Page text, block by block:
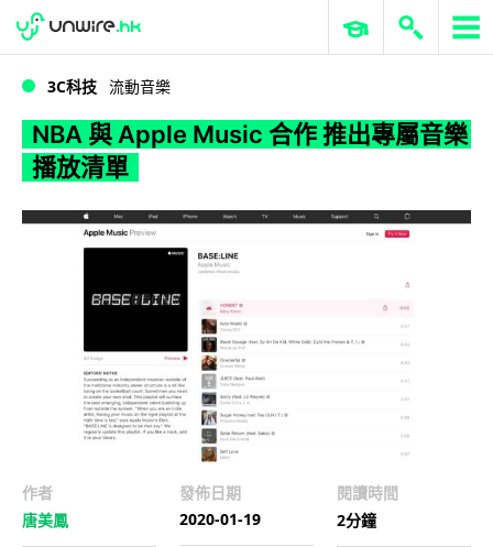
WWDC 2026 ERP 與商業 AI
3C科技 流動音樂
NBA 與 Apple Music 合作 推出專屬音樂
播放清單
作者
唐美鳳
發佈日期
2020-01-19
閱讀時間
2分鐘